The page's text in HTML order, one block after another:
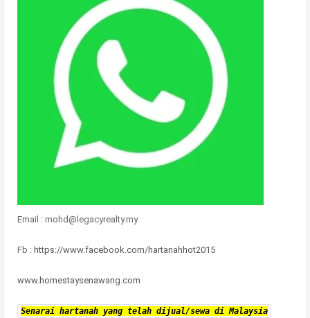
Email : mohd@legacyrealty.my
Fb : https://www.facebook.com/hartanahhot2015
www.homestaysenawang.com
Senarai hartanah yang telah dijual/sewa di Malaysia